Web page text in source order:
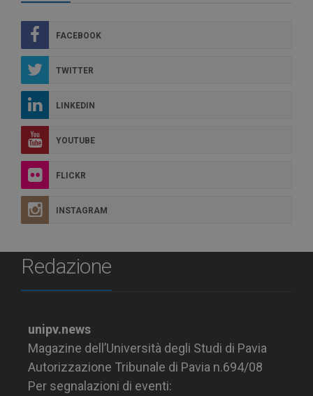
FACEBOOK
TWITTER
LINKEDIN
YOUTUBE
FLICKR
INSTAGRAM
Redazione
unipv.news
Magazine dell’Università degli Studi di Pavia
Autorizzazione Tribunale di Pavia n.694/08
Per segnalazioni di eventi: